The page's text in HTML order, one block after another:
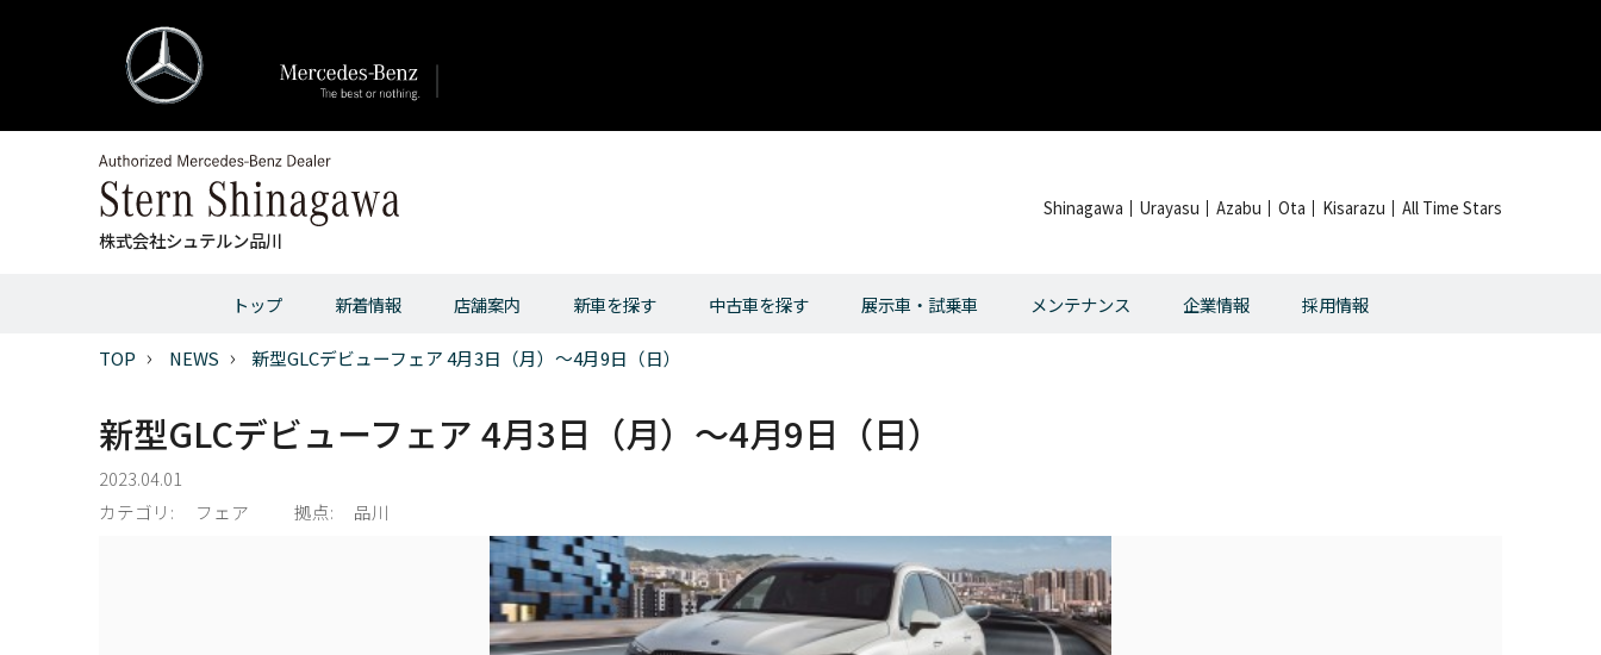
株式会社シュテルン品川
Shinagawa Urayasu Azabu Ota Kisarazu All Time Stars
トップ 新着情報 店舗案内 新車を探す 中古車を探す 展示車・試乗車 メンテナンス 企業情報 採用情報
TOP NEWS 新型GLCデビューフェア 4月3日（月）～4月9日（日）
新型GLCデビューフェア 4月3日（月）～4月9日（日）
2023.04.01
カテゴリ:
フェア 拠点: 品川